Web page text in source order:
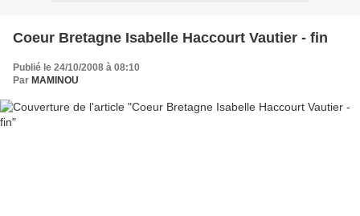
Coeur Bretagne Isabelle Haccourt Vautier - fin
Publié le 24/10/2008 à 08:10
Par MAMINOU